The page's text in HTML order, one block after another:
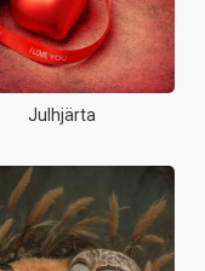
Julhjärta